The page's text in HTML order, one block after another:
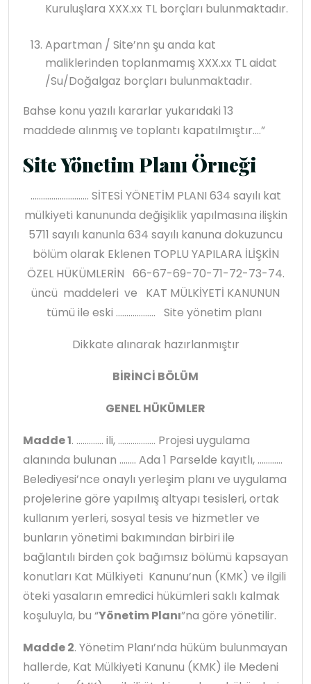
Kuruluşlara XXX.xx TL borçları bulunmaktadır.
Apartman / Site’nn şu anda kat
maliklerinden toplanmamış XXX.xx TL aidat
/Su/Doğalgaz borçları bulunmaktadır.
Bahse konu yazılı kararlar yukarıdaki 13
maddede alınmış ve toplantı kapatılmıştır.…”
Site Yönetim Planı Örneği
………………………. SİTESİ YÖNETİM PLANI 634 sayılı kat
mülkiyeti kanununda değişiklik yapılmasına ilişkin
5711 sayılı kanunla 634 sayılı kanuna dokuzuncu
bölüm olarak Eklenen TOPLU YAPILARA İLİŞKİN
ÖZEL HÜKÜMLERİN 66-67-69-70-71-72-73-74.
üncü maddeleri ve KAT MÜLKİYETİ KANUNUN
tümü ile eski ………………. Site yönetim planı
Dikkate alınarak hazırlanmıştır
BİRİNCİ BÖLÜM
GENEL HÜKÜMLER
Madde 1. …………. ili, ……………… Projesi uygulama
alanında bulunan …….. Ada 1 Parselde kayıtlı, …………
Belediyesi’nce onaylı yerleşim planı ve uygulama
projelerine göre yapılmış altyapı tesisleri, ortak
kullanım yerleri, sosyal tesis ve hizmetler ve
bunların yönetimi bakımından birbiri ile
bağlantılı birden çok bağımsız bölümü kapsayan
konutları Kat Mülkiyeti Kanunu’nun (KMK) ve ilgili
öteki yasaların emredici hükümleri saklı kalmak
koşuluyla, bu “Yönetim Planı”na göre yönetilir.
Madde 2. Yönetim Planı’nda hüküm bulunmayan
hallerde, Kat Mülkiyeti Kanunu (KMK) ile Medeni